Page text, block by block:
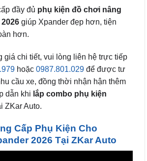
đầy đủ phụ kiện đồ chơi nâng
giúp Xpander đẹp hơn, tiện
hơn.
chi tiết, vui lòng liên hệ trực tiếp
hoặc 0987.801.029 để được tư
cầu xe, đồng thời nhận hận thêm
dẫn khi lắp combo phụ kiện
ZKar Auto.
Cấp Phụ Kiện Cho
2026 Tại ZKar Auto